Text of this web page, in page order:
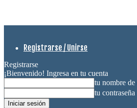
Registrarse / Unirse
Registrarse
¡Bienvenido! Ingresa en tu cuenta
tu nombre de
tu contraseña